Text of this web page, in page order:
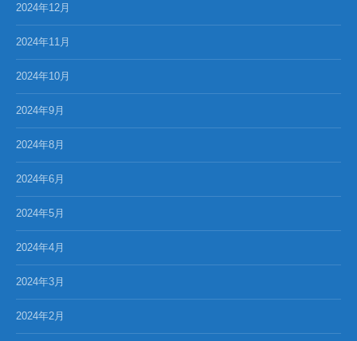
2024年12月
2024年11月
2024年10月
2024年9月
2024年8月
2024年6月
2024年5月
2024年4月
2024年3月
2024年2月